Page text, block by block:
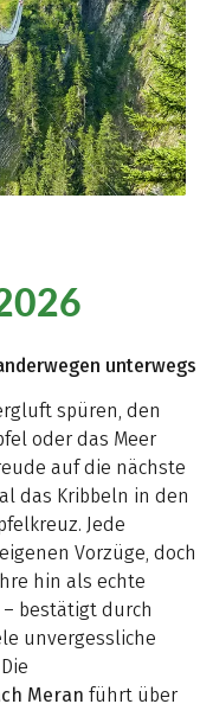
unterwegs
spüren, den
oder das Meer
auf die nächste
das Kribbeln in den
Jede
Vorzüge, doch
hin als echte
bestätigt durch
unvergessliche
Meran führt über